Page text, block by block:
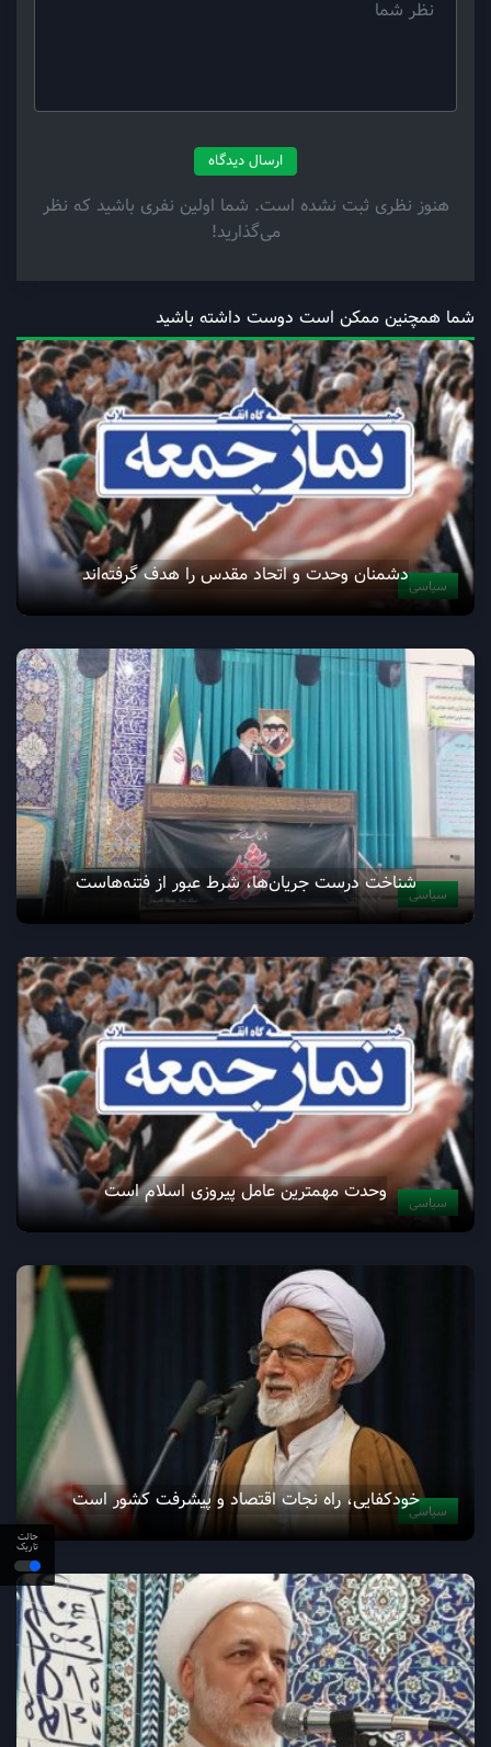
حالت
تاریک
ارسال دیدگاه
هنوز نظری ثبت نشده است. شما اولین نفری باشید که نظر
می‌گذارید!
شما همچنین ممکن است دوست داشته باشید
سیاسیدشمنان وحدت و اتحاد مقدس را هدف گرفته‌اند
سیاسیشناخت درست جریان‌ها، شرط عبور از فتنه‌هاست
سیاسی وحدت مهمترین عامل پیروزی اسلام است
سیاسیخودکفایی، راه نجات اقتصاد و پیشرفت کشور است